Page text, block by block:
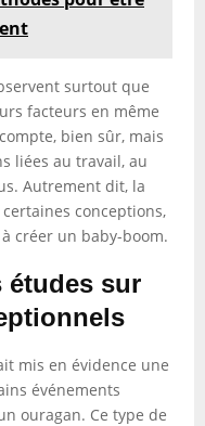
surtout que
facteurs en même
bien sûr, mais
liées au travail, au
Autrement dit, la
conceptions,
créer un baby-boom.
études sur
mis en évidence une
événements
ouragan. Ce type de